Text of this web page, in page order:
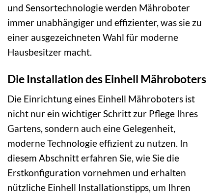
und Sensortechnologie werden Mähroboter
immer unabhängiger und effizienter, was sie zu
einer ausgezeichneten Wahl für moderne
Hausbesitzer macht.
Die Installation des Einhell Mähroboters
Die Einrichtung eines Einhell Mähroboters ist
nicht nur ein wichtiger Schritt zur Pflege Ihres
Gartens, sondern auch eine Gelegenheit,
moderne Technologie effizient zu nutzen. In
diesem Abschnitt erfahren Sie, wie Sie die
Erstkonfiguration vornehmen und erhalten
nützliche Einhell Installationstipps, um Ihren